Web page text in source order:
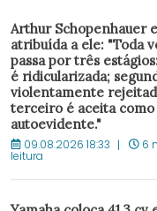
Arthur Schopenhauer
atribuída a ele: "Toda
passa por três
é ridicularizada;
violentamente
terceiro é aceita como
autoevidente."
09.08.2026 18:33 6
leitura